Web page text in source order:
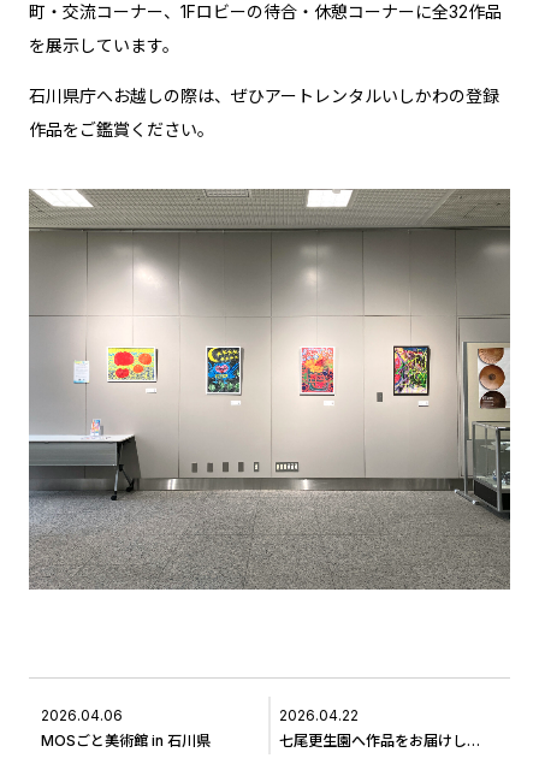
町・交流コーナー、1Fロビーの待合・休憩コーナーに全32作品
を展示しています。
石川県庁へお越しの際は、ぜひアートレンタルいしかわの登録
作品をご鑑賞ください。
2026.04.06
MOSごと美術館 in 石川県
2026.04.22
七尾更生園へ作品をお届けしました＃3